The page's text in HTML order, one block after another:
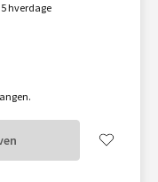
hverdage